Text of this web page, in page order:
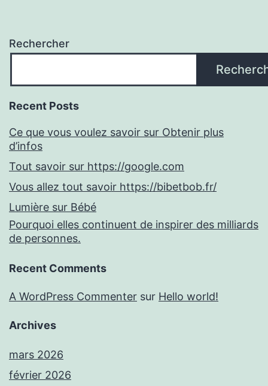
Rechercher
Recent Posts
Ce que vous voulez savoir sur Obtenir plus
d’infos
Tout savoir sur https://google.com
Vous allez tout savoir https://bibetbob.fr/
Lumière sur Bébé
Pourquoi elles continuent de inspirer des milliards
de personnes.
Recent Comments
A WordPress Commenter sur Hello world!
Archives
mars 2026
février 2026